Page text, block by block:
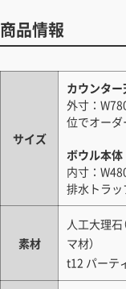
商品情報
サイズ
カウンター
外寸：
位でオーダ
ボウル本体
内寸：
排水トラ
素材
人工大理
マ材）
t12 パーテ